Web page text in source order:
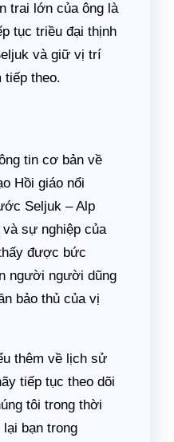
trai lớn của ông là
tục triều đại thịnh
và giữ vị trí
tiếp theo.
tin cơ bản về
Hồi giáo nổi
Seljuk – Alp
sự nghiệp của
được bức
người người dũng
bảo thủ của vị
thêm về lịch sử
tiếp tục theo dõi
tôi trong thời
bạn trong